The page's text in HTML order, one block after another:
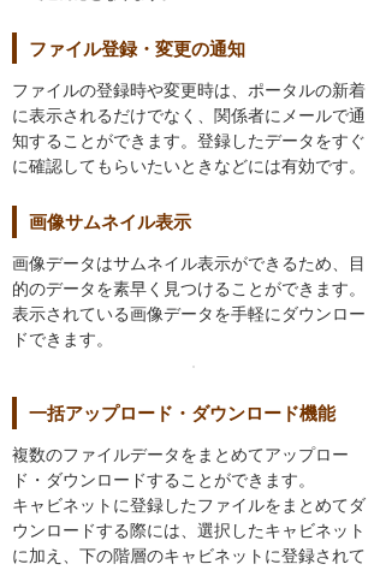
ファイル登録・変更の通知
ファイルの登録時や変更時は、ポータルの新着
に表示されるだけでなく、関係者にメールで通
知することができます。登録したデータをすぐ
に確認してもらいたいときなどには有効です。
画像サムネイル表示
画像データはサムネイル表示ができるため、目
的のデータを素早く見つけることができます。
表示されている画像データを手軽にダウンロー
ドできます。
一括アップロード・ダウンロード機能
複数のファイルデータをまとめてアップロー
ド・ダウンロードすることができます。
キャビネットに登録したファイルをまとめてダ
ウンロードする際には、選択したキャビネット
に加え、下の階層のキャビネットに登録されて